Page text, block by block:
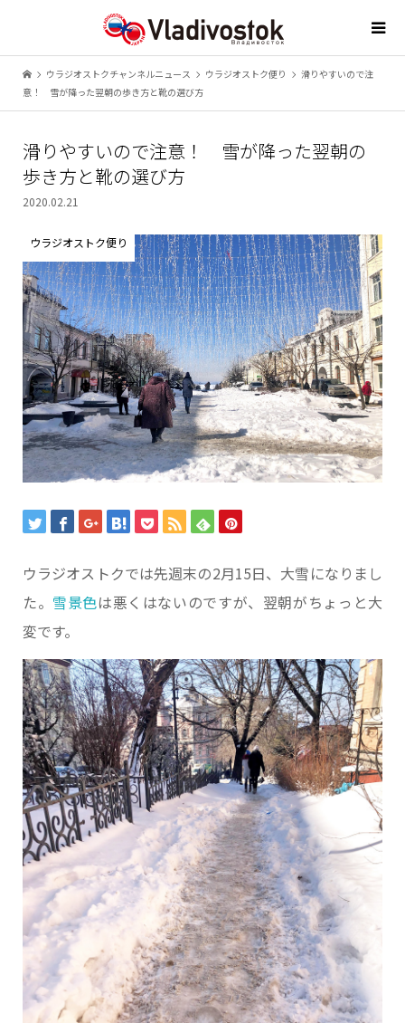
ウラジオストクチャンネルニュース ウラジオストク便り
滑りやすいので注
意！ 雪が降った翌朝の歩き方と靴の選び方
滑りやすいので注意！ 雪が降った翌朝の
歩き方と靴の選び方
2020.02.21
ウラジオストク便り
ウラジオストクでは先週末の2月15日、大雪になりまし
た。 雪景色は悪くはないのですが、翌朝がちょっと大
変です。